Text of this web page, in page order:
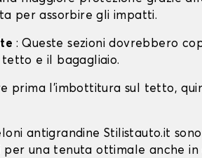
per assorbire gli impatti.
: Queste sezioni dovrebbero
e il bagagliaio.
prima l'imbottitura sul tetto,
antigrandine Stilistauto.it
una tenuta ottimale anche in